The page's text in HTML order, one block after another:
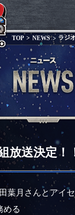
TOP NEWS ラジ
放送決定！
葉月さんとアイ
める